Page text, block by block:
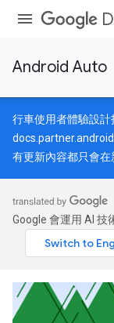
Android Auto
行車使用者體驗設計
有更新內容都只會在
Google 會運用 AI 技